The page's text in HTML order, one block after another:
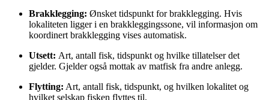
Brakklegging: Ønsket tidspunkt for brakklegging. Hvis
lokaliteten ligger i en brakkleggingssone, vil informasjon om
koordinert brakklegging vises automatisk.
Utsett: Art, antall fisk, tidspunkt og hvilke tillatelser det
gjelder. Gjelder også mottak av matfisk fra andre anlegg.
Flytting: Art, antall fisk, tidspunkt, og hvilken lokalitet og
hvilket selskap fisken flyttes til.